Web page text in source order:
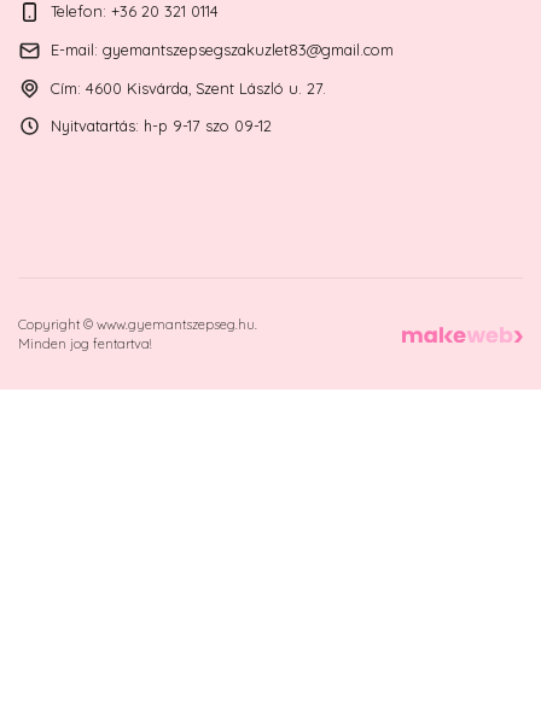
Telefon: +36 20 321 0114
E-mail: gyemantszepsegszakuzlet83@gmail.com
Cím: 4600 Kisvárda, Szent László u. 27.
Nyitvatartás: h-p 9-17 szo 09-12
Copyright © www.gyemantszepseg.hu.
Minden jog fentartva!